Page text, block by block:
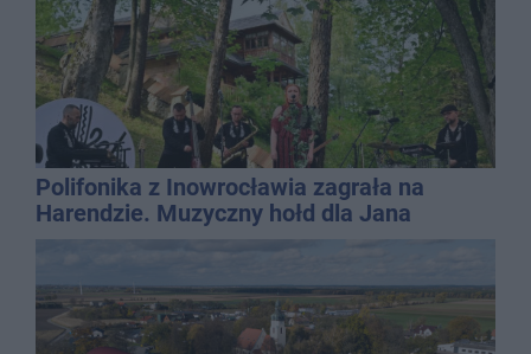
Polifonika z Inowrocławia zagrała na
Harendzie. Muzyczny hołd dla Jana
Kasprowicza